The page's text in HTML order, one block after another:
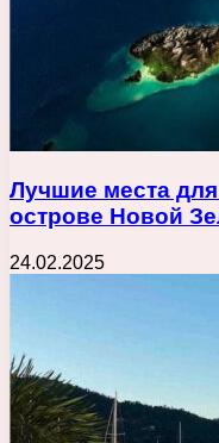
Лучшие места
острове Новой
24.02.2025